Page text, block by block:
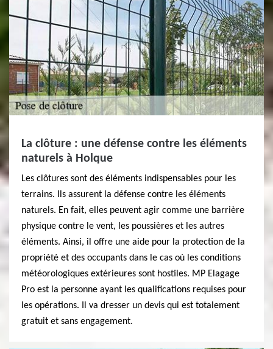
La clôture : une défense contre les éléments
naturels à Holque
Les clôtures sont des éléments indispensables pour les
terrains. Ils assurent la défense contre les éléments
naturels. En fait, elles peuvent agir comme une barrière
physique contre le vent, les poussières et les autres
éléments. Ainsi, il offre une aide pour la protection de la
propriété et des occupants dans le cas où les conditions
météorologiques extérieures sont hostiles. MP Elagage
Pro est la personne ayant les qualifications requises pour
les opérations. Il va dresser un devis qui est totalement
gratuit et sans engagement.